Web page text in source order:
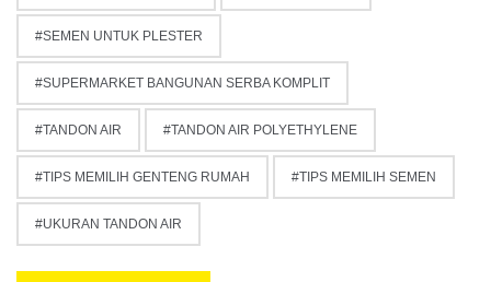
SEMEN UNTUK PLESTER
SUPERMARKET BANGUNAN SERBA KOMPLIT
TANDON AIR TANDON AIR POLYETHYLENE
TIPS MEMILIH GENTENG RUMAH TIPS MEMILIH SEMEN
UKURAN TANDON AIR